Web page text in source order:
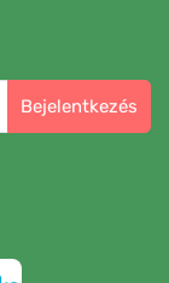
Bejelentkezés